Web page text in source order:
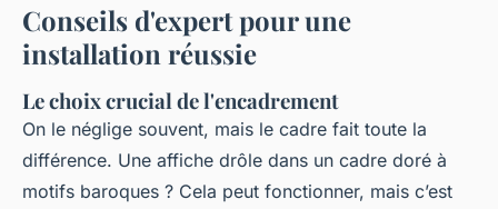
Conseils d'expert pour une
installation réussie
Le choix crucial de l'encadrement
On le néglige souvent, mais le cadre fait toute la
différence. Une affiche drôle dans un cadre doré à
motifs baroques ? Cela peut fonctionner, mais c’est